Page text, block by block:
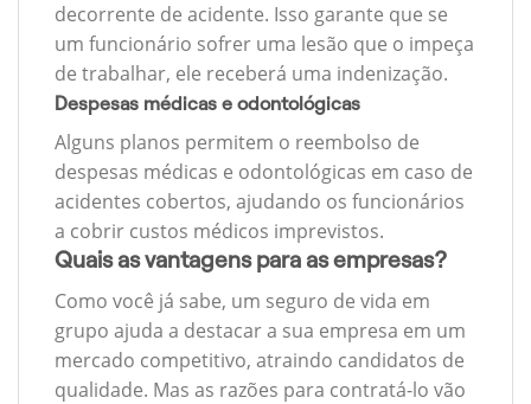
decorrente de acidente. Isso garante que se
um funcionário sofrer uma lesão que o impeça
de trabalhar, ele receberá uma indenização.
Despesas médicas e odontológicas
Alguns planos permitem o reembolso de
despesas médicas e odontológicas em caso de
acidentes cobertos, ajudando os funcionários
a cobrir custos médicos imprevistos.
Quais as vantagens para as empresas?
Como você já sabe, um seguro de vida em
grupo ajuda a destacar a sua empresa em um
mercado competitivo, atraindo candidatos de
qualidade. Mas as razões para contratá-lo vão